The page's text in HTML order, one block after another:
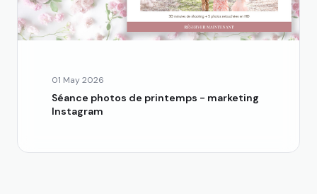
01 May 2026
Séance photos de printemps - marketing
Instagram